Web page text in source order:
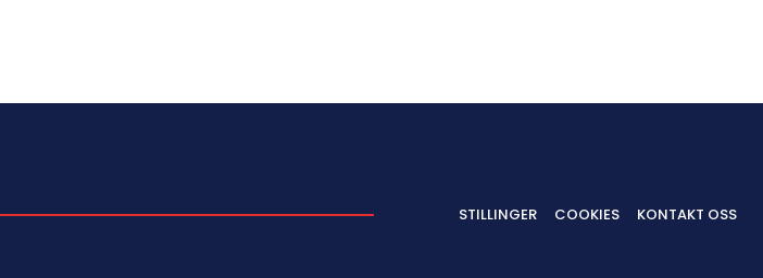
STILLINGER COOKIES KONTAKT OSS